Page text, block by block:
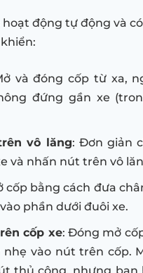
hoạt động tự động và
và đóng cốp từ xa,
đứng gần xe
vô lăng: Đơn giản
và nhấn nút trên vô
cốp bằng cách đưa
phần dưới đuôi xe.
cốp xe: Đóng mở
nhẹ vào nút trên cốp.
thủ công, nhưng bạn